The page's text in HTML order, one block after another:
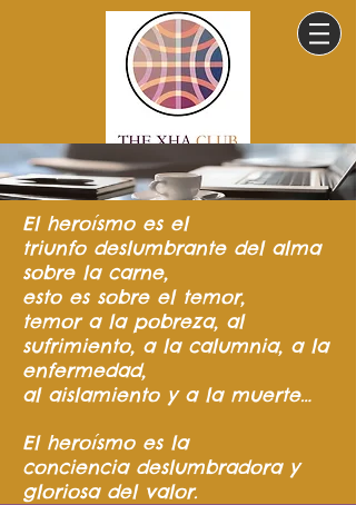
El heroísmo es el
triunfo deslumbrante del alma
sobre la carne,
esto es sobre el temor,
temor a la pobreza, al
sufrimiento, a la calumnia, a la
enfermedad,
al aislamiento y a la muerte…
El heroísmo es la
conciencia deslumbradora y
gloriosa del valor.